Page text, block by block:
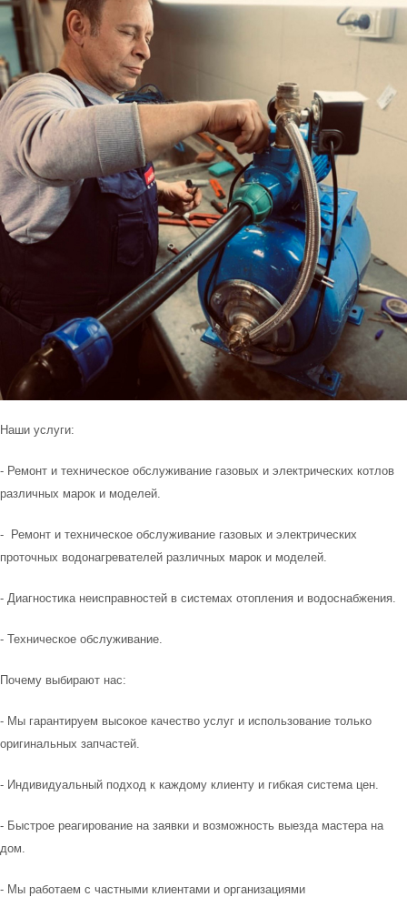
Наши услуги:
- Ремонт и техническое обслуживание газовых и электрических котлов
различных марок и моделей.
- Ремонт и техническое обслуживание газовых и электрических
проточных водонагревателей различных марок и моделей.
- Диагностика неисправностей в системах отопления и водоснабжения.
- Техническое обслуживание.
Почему выбирают нас:
- Мы гарантируем высокое качество услуг и использование только
оригинальных запчастей.
- Индивидуальный подход к каждому клиенту и гибкая система цен.
- Быстрое реагирование на заявки и возможность выезда мастера на
дом.
- Мы работаем с частными клиентами и организациями